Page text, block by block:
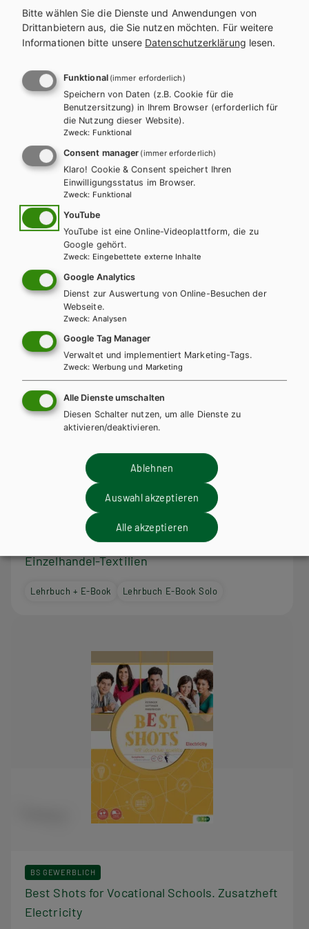
BS GEWERBLICH
Best Shots for Vocational Schools. Zusatzheft
Einzelhandel-Lebensmittel
Lehrbuch + E-Book Lehrbuch E-Book Solo
BS GEWERBLICH
Best Shots for Vocational Schools. Zusatzheft
Einzelhandel-Textilien
Lehrbuch + E-Book Lehrbuch E-Book Solo
BS GEWERBLICH
Best Shots for Vocational Schools. Zusatzheft
Electricity
Bitte wählen Sie die Dienste und Anwendungen von
Drittanbietern aus, die Sie nutzen möchten. Für weitere
Informationen bitte unsere Datenschutzerklärung lesen.
Funktional (immer erforderlich)
Speichern von Daten (z.B. Cookie für die
Benutzersitzung) in Ihrem Browser (erforderlich für
die Nutzung dieser Website).
Zweck: Funktional
Consent manager (immer erforderlich)
Klaro! Cookie & Consent speichert Ihren
Einwilligungsstatus im Browser.
Zweck: Funktional
YouTube
YouTube ist eine Online-Videoplattform, die zu
Google gehört.
Zweck: Eingebettete externe Inhalte
Google Analytics
Dienst zur Auswertung von Online-Besuchen der
Webseite.
Zweck: Analysen
Google Tag Manager
Verwaltet und implementiert Marketing-Tags.
Zweck: Werbung und Marketing
Alle Dienste umschalten
Diesen Schalter nutzen, um alle Dienste zu
aktivieren/deaktivieren.
Ablehnen
Auswahl akzeptieren
Alle akzeptieren